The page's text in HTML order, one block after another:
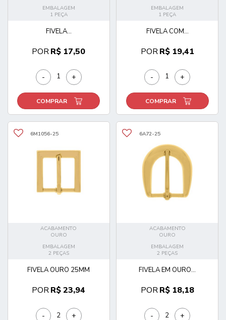
EMBALAGEM
1 PEÇA
FIVELA...
PORR$ 17,50
- +
COMPRAR
EMBALAGEM
1 PEÇA
FIVELA COM...
PORR$ 19,41
- +
COMPRAR
6M1056-25
ACABAMENTO
OURO
EMBALAGEM
2 PEÇAS
FIVELA OURO 25MM
PORR$ 23,94
- +
6A72-25
ACABAMENTO
OURO
EMBALAGEM
2 PEÇAS
FIVELA EM OURO...
PORR$ 18,18
- +